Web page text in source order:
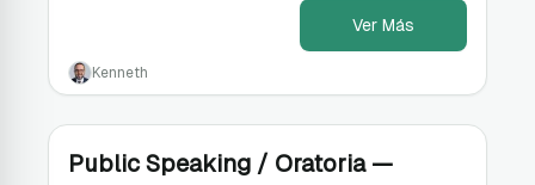
Ver Más
Kenneth
Public Speaking / Oratoria —